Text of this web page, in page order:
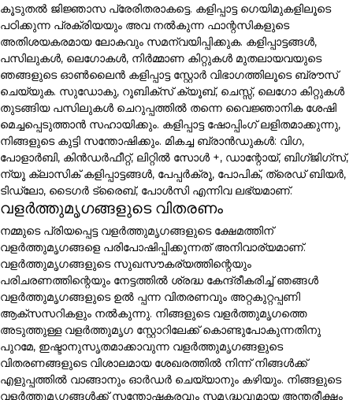
കൂടുതൽ ജിജ്ഞാസ പ്രേരിതരാകട്ടെ. കളിപ്പാട്ട ഗെയിമുകളിലൂടെ
പഠിക്കുന്ന പ്രക്രിയയും അവ നൽകുന്ന ഫാന്റസികളുടെ
അതിശയകരമായ ലോകവും സമന്വയിപ്പിക്കുക. കളിപ്പാട്ടങ്ങൾ,
പസിലുകൾ, ലെഗോകൾ, നിർമ്മാണ കിറ്റുകൾ മുതലായവയുടെ
ഞങ്ങളുടെ ഓൺലൈൻ കളിപ്പാട്ട സ്റ്റോർ വിഭാഗത്തിലൂടെ ബ്രൗസ്
ചെയ്യുക. സുഡോകു, റൂബിക്സ് ക്യൂബ്, ചെസ്സ്, ലെഗോ കിറ്റുകൾ
തുടങ്ങിയ പസിലുകൾ ചെറുപ്പത്തിൽ തന്നെ വൈജ്ഞാനിക ശേഷി
മെച്ചപ്പെടുത്താൻ സഹായിക്കും. കളിപ്പാട്ട ഷോപ്പിംഗ് ലളിതമാക്കുന്നു,
നിങ്ങളുടെ കുട്ടി സന്തോഷിക്കും. മികച്ച ബ്രാൻഡുകൾ: വിഗ,
പോളാർബി, കിൻഡർഫീറ്റ്, ലിറ്റിൽ സോൾ +, ഡാന്റോയ്, ബിഗ്ജിഗ്സ്,
ന്യൂ ക്ലാസിക് കളിപ്പാട്ടങ്ങൾ, പേപ്പർക്രൂ, പോപിക്, ത്രെഡ് ബിയർ,
ടിഡ്ലോ, ടൈഗർ ട്രൈബ്, പോൾസി എന്നിവ ലഭ്യമാണ്.
വളർത്തുമൃഗങ്ങളുടെ വിതരണം
നമ്മുടെ പ്രിയപ്പെട്ട വളർത്തുമൃഗങ്ങളുടെ ക്ഷേമത്തിന്
വളർത്തുമൃഗങ്ങളെ പരിപോഷിപ്പിക്കുന്നത് അനിവാര്യമാണ്.
വളർത്തുമൃഗങ്ങളുടെ സുഖസൗകര്യത്തിന്റെയും
പരിചരണത്തിന്റെയും നേട്ടത്തിൽ ശ്രദ്ധ കേന്ദ്രീകരിച്ച് ഞങ്ങൾ
വളർത്തുമൃഗങ്ങളുടെ ഉൽ പ്പന്ന വിതരണവും അറ്റകുറ്റപ്പണി
ആക്സസറികളും നൽകുന്നു. നിങ്ങളുടെ വളർത്തുമൃഗത്തെ
അടുത്തുള്ള വളർത്തുമൃഗ സ്റ്റോറിലേക്ക് കൊണ്ടുപോകുന്നതിനു
പുറമേ, ഇഷ്ടാനുസൃതമാക്കാവുന്ന വളർത്തുമൃഗങ്ങളുടെ
വിതരണങ്ങളുടെ വിശാലമായ ശേഖരത്തിൽ നിന്ന് നിങ്ങൾക്ക്
എളുപ്പത്തിൽ വാങ്ങാനും ഓർഡർ ചെയ്യാനും കഴിയും. നിങ്ങളുടെ
വളർത്തുമൃഗങ്ങൾക്ക് സന്തോഷകരവും സമൃദ്ധവുമായ അന്തരീക്ഷം